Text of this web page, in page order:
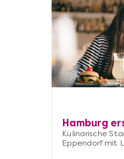
Hamburg
Kulinarische
Eppendorf mit